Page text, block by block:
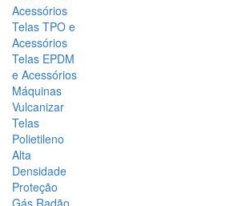
Acessórios
Telas TPO e
Acessórios
Telas EPDM
e Acessórios
Máquinas
Vulcanizar
Telas
Polietileno
Alta
Densidade
Proteção
Gás Radão